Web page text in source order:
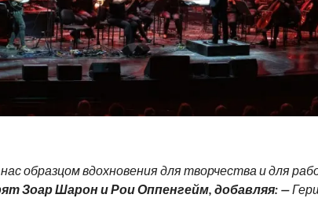
образцом вдохновения для творчества и для
Зоар Шарон и Рои Оппенгейм, добавляя: —